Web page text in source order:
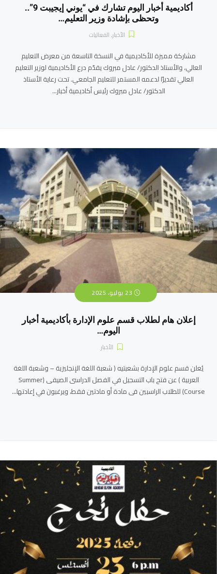
أكاديمية أخبار اليوم تشارك في “يوني إيجيبت 9”..
وتحظى بإشادة وزير التعليم…
الأخبار,الفعاليات
مشاركة مميزة للأكاديمية في النسخة التاسعة من معرض التعليم
العالي، والأستاذ الدكتور/ عادل مبروك يقدّم درع الأكاديمية لوزير التعليم
العالي تقديرًا لدعمه المستمر للتعليم الجامعي. تحت رعاية الأستاذ
الدكتور/ عادل مبروك رئيس أكاديمية أخبار...
إعلان هام لطلاب قسم علوم الإدارة بأكاديمية أخبار
اليوم…
الأخبار
يُعلن قسم علوم الإدارة بشعبتيه ( شعبة اللغة الإنجليزية – وشعبة اللغة
العربية ) عن فتح باب التسجيل في الفصل الدراسى الصيفى (Summer
Course) للطلاب الراسبين فى مادة أو مادتين فقط، ويرغبون في إعادتها...